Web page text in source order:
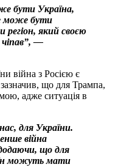
бути Україна,
може бути
регіон, який своєю
—
війна з Росією є
що для Трампа,
адже ситуація в
для України.
війна
що для
можуть мати